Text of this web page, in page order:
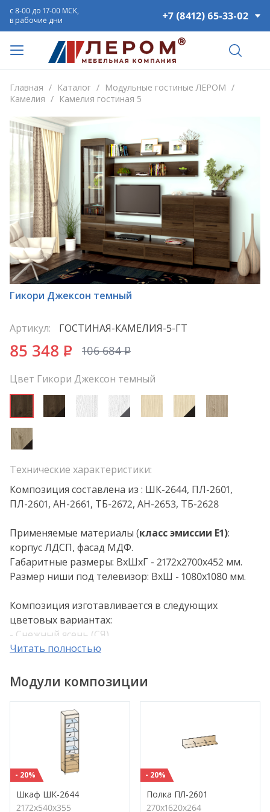
+7 (8412) 65-33-02
с 8-00 до 17-00 МСК,
в рабочие дни
Главная / Каталог / Модульные гостиные ЛЕРОМ /
Камелия / Камелия гостиная 5
*
Гикори Джексон темный
Артикул: ГОСТИНАЯ-КАМЕЛИЯ-5-ГТ
85 348 P 106 684P
Цвет Гикори Джексон темный
Технические характеристики:
Композиция составлена из : ШК-2644, ПЛ-2601,
ПЛ-2601, АН-2661, ТБ-2672, АН-2653, ТБ-2628
Применяемые материалы (класс эмиссии Е1):
корпус ЛДСП, фасад МДФ.
Габаритные размеры: ВхШхГ - 2172х2700х452 мм.
Размер ниши под телевизор: ВхШ - 1080х1080 мм.
Композиция изготавливается в следующих
цветовых вариантах:
- Снежный ясень (СЯ)
- Снежный ясень- вставка фасада Графит (СЯ-Г)
- Ясень Асахи- комбинированный (АС-К)
- Гикори Джексон светлый (ГС)
- Гикори Джексон светлый- комбинированный (ГС-
- Гикори Джексон темный (ГТ)
- Гикори Джексон темный- комбинированный (ГТ-
Внимание! Цвета, представленные на дисплее,
воспроизведены электронным способом. Они не
Читать полностью
Модули композиции
- 20%
Шкаф ШК-2644
2172х540х355
- 20%
Полка ПЛ-2601
270х1620х264